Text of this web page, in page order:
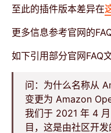
至此的插件版本差异在
更多信息参考官网的
如下引用部分官网FAQ
问：为什么名称从
变更为 Amazon
我们于 2021 年 4
目，这是由社区开